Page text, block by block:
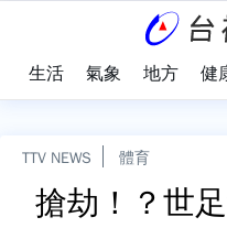
生活 氣象 地方 健
TTV NEWS 體育
搶劫！？世